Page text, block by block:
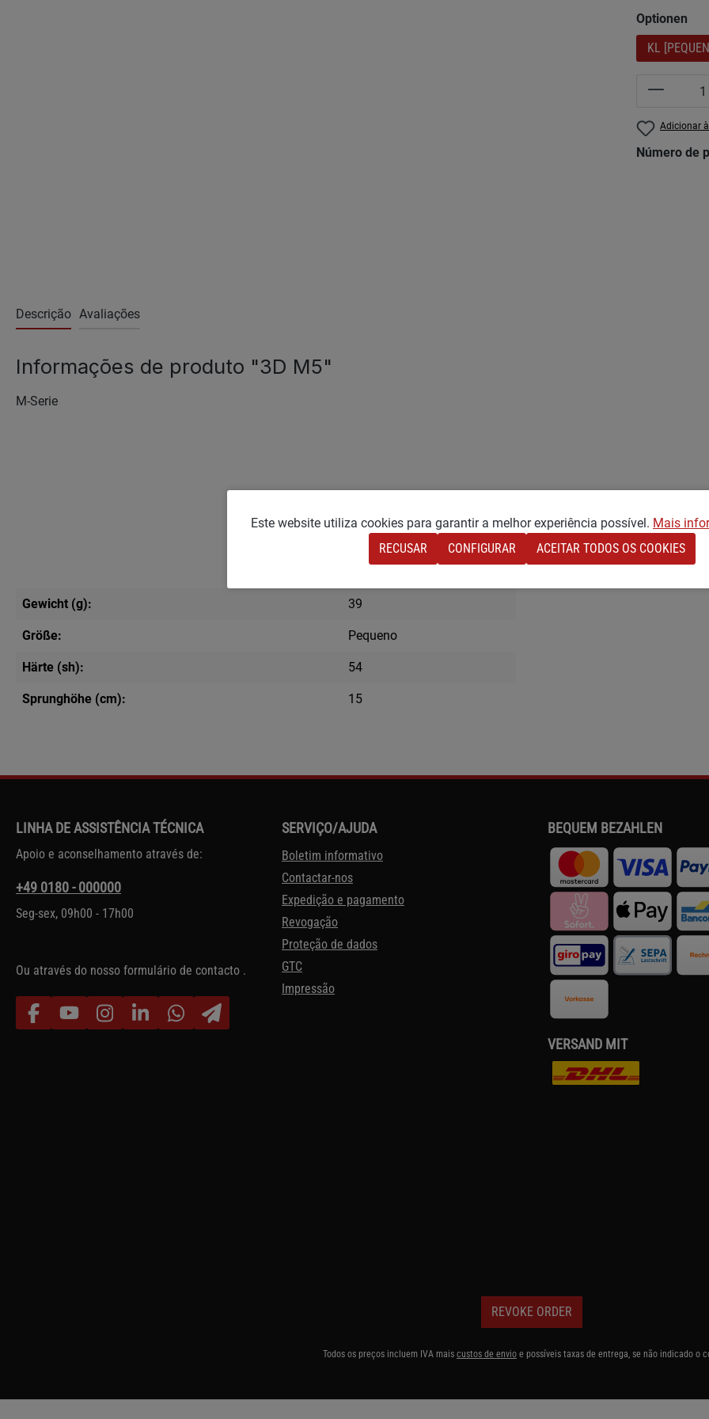
Seleccionar
Optionen
KL
Adicionar
Número de
Descrição Avaliações
Informações de produto "3D M5"
M-Serie
Gewicht (g): 39
Größe: Pequeno
Härte (sh): 54
Sprunghöhe (cm): 15
LINHA DE ASSISTÊNCIA TÉCNICA
Apoio e aconselhamento através de:
+49 0180 - 000000
Seg-sex, 09h00 - 17h00
Ou através do nosso formulário de contacto .
SERVIÇO/AJUDA
Boletim informativo
Contactar-nos
Expedição e pagamento
Revogação
Proteção de dados
GTC
Impressão
BEQUEM BEZAHLEN
VERSAND MIT
REVOKE ORDER
Todos os preços incluem IVA mais custos de envio e possíveis taxas de entrega, se não indicado o
Este website utiliza cookies para garantir a melhor experiência possível. Mais
RECUSAR
CONFIGURAR ACEITAR TODOS OS COOKIES